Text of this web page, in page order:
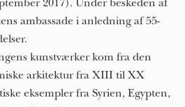
2017). Under beskeden af
ambassade i anledning af 55-
kunstværker kom fra den
arkitektur fra XIII til XX
eksempler fra Syrien, Egypten,